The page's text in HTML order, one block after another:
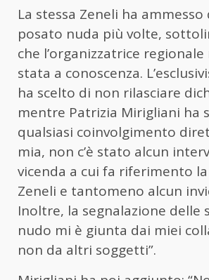
La stessa Zeneli ha ammesso
posato nuda più volte,
che l’organizzatrice
stata a conoscenza.
ha scelto di non rilasciare
mentre Patrizia Mirigliani ha
qualsiasi coinvolgimento
mia, non c’è stato alcun
vicenda a cui fa riferimento
Zeneli e tantomeno alcun
Inoltre, la segnalazione delle
nudo mi è giunta dai miei
non da altri soggetti”.